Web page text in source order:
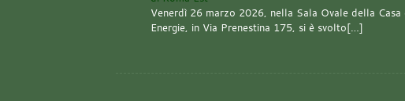
Venerdì 26 marzo 2026, nella Sala Ovale della
Energie, in Via Prenestina 175, si è svolto[…]